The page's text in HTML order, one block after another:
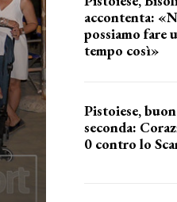
accontenta:
possiamo fare
tempo così»
Pistoiese,
seconda:
0 contro lo